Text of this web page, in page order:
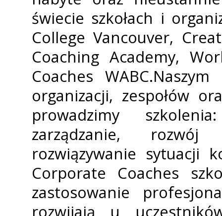
świecie szkołach i
College Vancouver,
Coaching Academy,
Coaches
organizacji, zespołów
prowadzimy
zarządzanie,
rozwiązywanie sytuacji
Corporate Coaches
zastosowanie
rozwijają u